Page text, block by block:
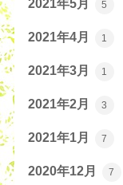
2021年5月 5
2021年4月 1
2021年3月 1
2021年2月 3
2021年1月 7
2020年12月 7